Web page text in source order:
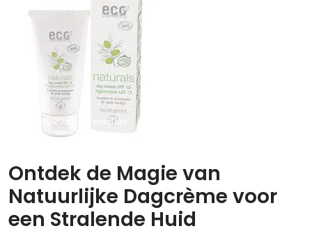
3 feb, 2025 0 reacties
Ontdek de Magie van
Natuurlijke Dagcrème voor
een Stralende Huid